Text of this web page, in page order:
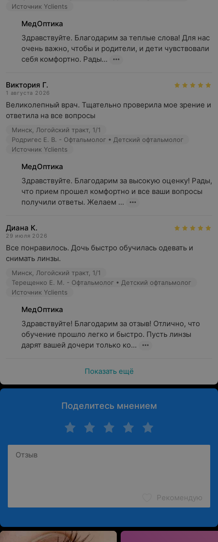
Источник Yclients
МедОптика
Здравствуйте. Благодарим за теплые слова! Для нас
очень важно, чтобы и родители, и дети чувствовали
себя комфортно. Рады...
Виктория Г.
1 августа 2026
Великолепный врач. Тщательно проверила мое зрение и
ответила на все вопросы
Минск, Логойский тракт, 1/1
Родригес Е. В. - Офтальмолог • Детский офтальмолог
Источник Yclients
МедОптика
Здравствуйте. Благодарим за высокую оценку! Рады,
что прием прошел комфортно и все ваши вопросы
получили ответы. Желаем ...
Диана К.
29 июля 2026
Все понравилось. Дочь быстро обучилась одевать и
снимать линзы.
Минск, Логойский тракт, 1/1
Терещенко Е. М. - Офтальмолог • Детский офтальмолог
Источник Yclients
МедОптика
Здравствуйте! Благодарим за отзыв! Отлично, что
обучение прошло легко и быстро. Пусть линзы
дарят вашей дочери только ко...
Показать ещё
Поделитесь мнением
Рекомендую